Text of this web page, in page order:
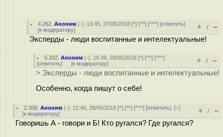
4.262 ,Аноним (-), 13:45, 27/05/2018 [^] [^^] [^^^] [ответить]
[к модератору] + / –
Эксперды - люди воспитанные и интелектуальные!
5.332 ,Аноним (-), 16:39, 29/05/2018 [^] [^^] [^^^]
[ответить] [к модератору] + / –
> Эксперды - люди воспитанные и интелектуальные!
Особенно, когда пишут о себе!
2.308 ,Аноним (-), 21:46, 28/05/2018 [^] [^^] [^^^] [ответить][↑]
[к модератору] + / –
Говоришь А - говори и Б! Кто ругался? Где ругался?